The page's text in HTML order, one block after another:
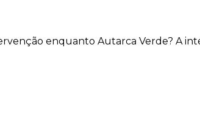
enquanto Autarca Verde? A